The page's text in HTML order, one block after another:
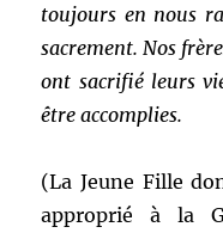
toujours en nous
sacrement. Nos
ont sacrifié leurs
être accomplies.
(La Jeune Fille
approprié à la